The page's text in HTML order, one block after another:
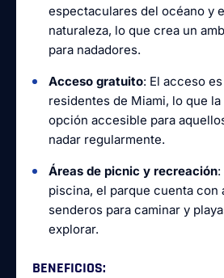
espectaculares del océano y
naturaleza, lo que crea un
para nadadores.
Acceso gratuito: El acceso
residentes de Miami, lo que
opción accesible para
nadar regularmente.
Áreas de picnic y recreación
piscina, el parque cuenta con
senderos para caminar y
explorar.
BENEFICIOS: